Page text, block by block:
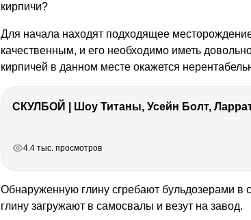
кирпичи?
Для начала находят подходящее
качественным, и его необходимо иметь
кирпичей в данном месте окажется
СКУЛБОЙ | Шоу Титаны, Усейн Болт,
4.4 тыс. просмотров
Обнаруженную глину сгребают бульдозерами
глину загружают в самосвалы и везут на завод.